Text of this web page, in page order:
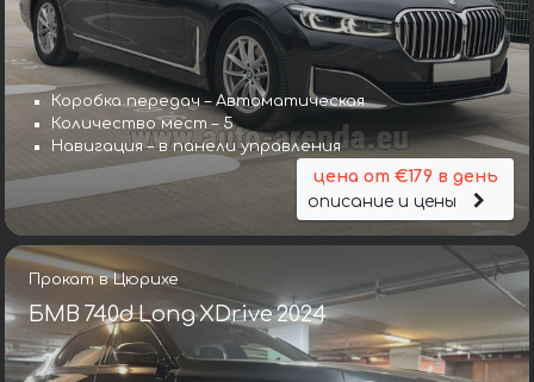
Коробка передач – Автоматическая
Количество мест – 5
Навигация – в панели управления
цена от €179 в день
описание и цены
Прокат в Цюрихе
БМВ 740d Long XDrive 2024